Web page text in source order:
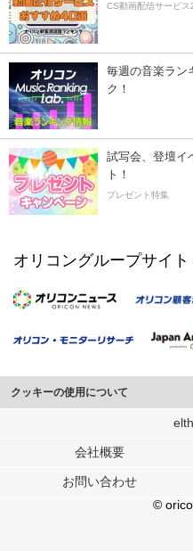
CS動画配信サービス
毎週の音楽ラン
ク！
試写会、登壇イ
ト！
プレゼント特集
オリコングループサイト
クッキーの使用について
このサイトでは Cookie を使用して
行っています。
メディアや広告配信、データ解析の
各パートナーは、この情報とユーザ
ユーザーが各パートナーのサービス
会社概要
お問い合わせ
©